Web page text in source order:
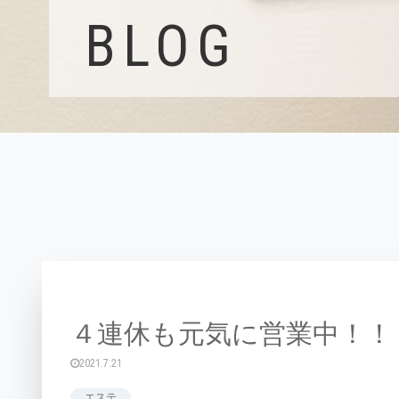
BLOG
４連休も元気に営業中！
2021.7.21